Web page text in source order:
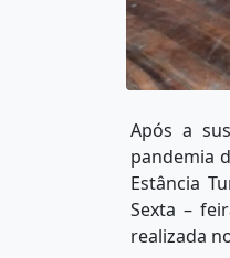
Após a
pandemia
Estância
Sexta –
realizada